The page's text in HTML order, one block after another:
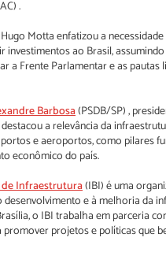
.
Motta enfatizou a
investimentos ao Brasil,
a Frente Parlamentar e as pautas
Barbosa(PSDB/SP) ,
a relevância da
e aeroportos, como pilares
econômico do país.
Infraestrutura(IBI) é uma
desenvolvimento e à melhoria da
o IBI trabalha em parceria
projetos e políticas que